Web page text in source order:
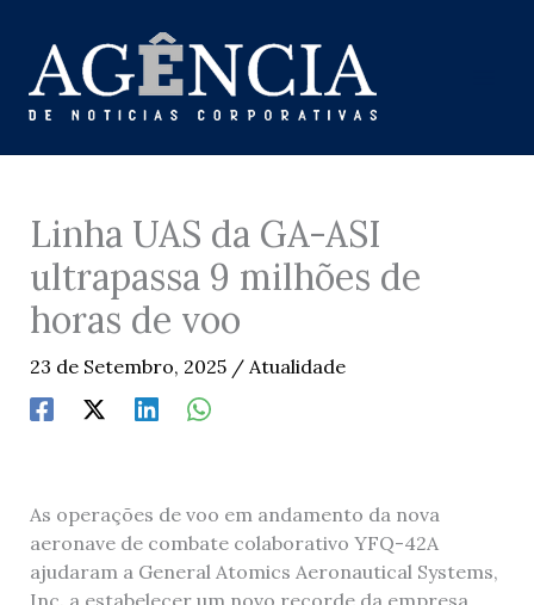
content
Linha UAS da GA-ASI
ultrapassa 9 milhões de
horas de voo
23 de Setembro, 2025 / Atualidade
As operações de voo em andamento da nova
aeronave de combate colaborativo YFQ-42A
ajudaram a General Atomics Aeronautical Systems,
Inc. a estabelecer um novo recorde da empresa